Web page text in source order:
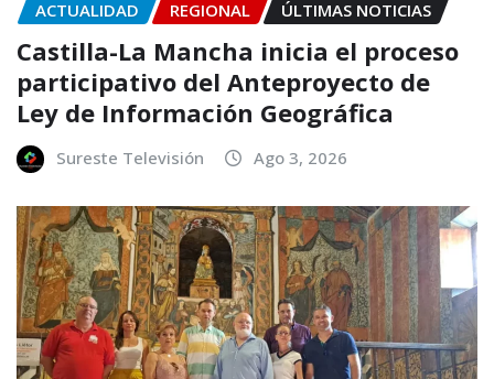
ACTUALIDAD REGIONAL ÚLTIMAS NOTICIAS
Castilla-La Mancha inicia el proceso
participativo del Anteproyecto de
Ley de Información Geográfica
Sureste Televisión Ago 3, 2026